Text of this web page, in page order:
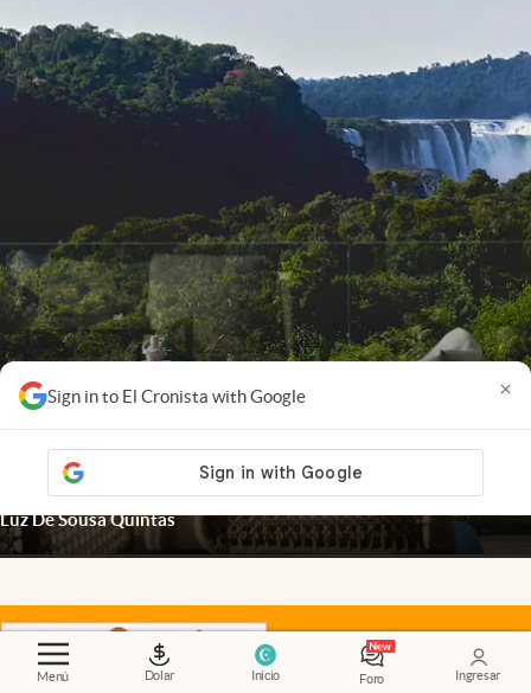
Menú Dolar Inicio Foro Ingresar
Sign in to El Cronista with Google ×
Meliá Iguazú presentó su nueva propuesta
gastronómica
Luz De Sousa Quintas